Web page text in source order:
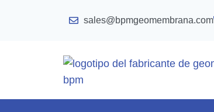
sales@bpmgeomembrana.com